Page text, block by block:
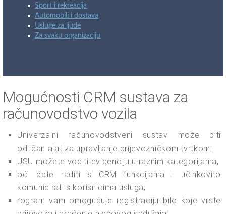
Sport i rekreacija
Automobili i dostava
Usluge za ljude
Za svaku organizaciju
Mogućnosti CRM sustava za
računovodstvo vozila
Univerzalni računovodstveni sustav može biti
odličan alat za upravljanje prijevozničkom tvrtkom;
USU možete voditi evidenciju u raznim kategorijama;
oći ćete raditi s CRM funkcijama i učinkovito
komunicirati s korisnicima usluga;
rogram vam omogućuje registraciju bilo koje vrste